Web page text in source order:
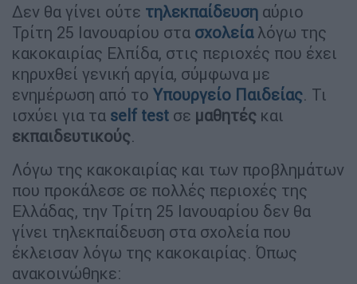
Δεν θα γίνει ούτε τηλεκπαίδευση αύριο
Τρίτη 25 Ιανουαρίου στα σχολείαλόγω της
κακοκαιρίας Ελπίδα, στις περιοχές που έχει
κηρυχθεί γενική αργία, σύμφωνα με
ενημέρωση από το Υπουργείο Παιδείας. Τι
ισχύει για τα self test σε μαθητές και
εκπαιδευτικούς.
Λόγω της κακοκαιρίας και των προβλημάτων
που προκάλεσε σε πολλές περιοχές της
Ελλάδας, την Τρίτη 25 Ιανουαρίου δεν θα
γίνει τηλεκπαίδευση στα σχολεία που
έκλεισαν λόγω της κακοκαιρίας. Όπως
ανακοινώθηκε: